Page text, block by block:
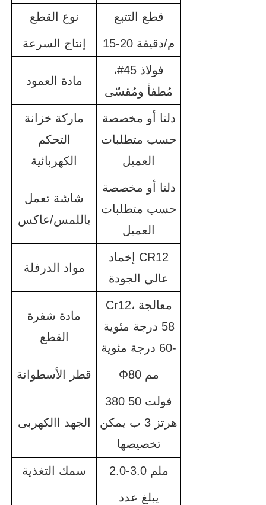
نوع القطع قطع التتبع
إنتاج السرعة 15-20 م/دقيقة
مادة العمود
فولاذ 45#،
مُطفأ ومُقسّى
ماركة خزانة
التحكم
الكهربائية
دلتا أو مخصصة
حسب متطلبات
العميل
شاشة تعمل
باللمس/عاكس
دلتا أو مخصصة
حسب متطلبات
العميل
مواد الدرفلة
إخماد CR12
عالي الجودة
مادة شفرة
القطع
Cr12، معالجة
58 درجة مئوية
-60 درجة مئوية
قطر الأسطوانة Φ80 مم
الجهد االكهربى
380 فولت 50
هرتز 3 ب يمكن
تخصيصها
سمك التغذية 2.0-3.0 ملم
يبلغ عدد